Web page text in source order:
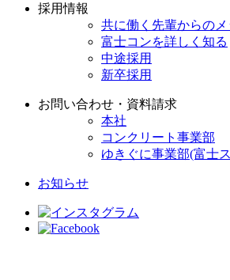
採用情報
共に働く先輩からの
富士コンを詳しく知る
中途採用
新卒採用
お問い合わせ・資料請求
本社
コンクリート事業部
ゆきぐに事業部(富士
お知らせ